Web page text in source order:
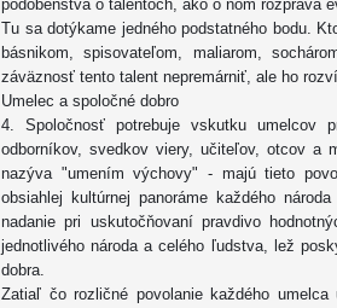
podobenstva o talentoch, ako o ňom rozpráva
Tu sa dotýkame jedného podstatného bodu.
básnikom, spisovateľom, maliarom,
záväznosť tento talent nepremárniť, ale ho
Umelec a spoločné dobro
4. Spoločnosť potrebuje vskutku umelcov
odborníkov, svedkov viery, učiteľov, otcov a
nazýva "umením výchovy" - majú tieto
obsiahlej kultúrnej panoráme každého
nadanie pri uskutočňovaní pravdivo
jednotlivého národa a celého ľudstva, lež
dobra.
Zatiaľ čo rozličné povolanie každého